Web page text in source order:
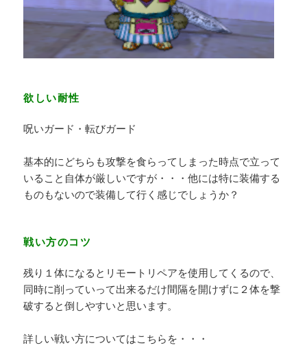
欲しい耐性
呪いガード・転びガード
基本的にどちらも攻撃を食らってしまった時点で立って
いること自体が厳しいですが・・・他には特に装備する
ものもないので装備して行く感じでしょうか？
戦い方のコツ
残り１体になるとリモートリペアを使用してくるので、
同時に削っていって出来るだけ間隔を開けずに２体を撃
破すると倒しやすいと思います。
詳しい戦い方についてはこちらを・・・